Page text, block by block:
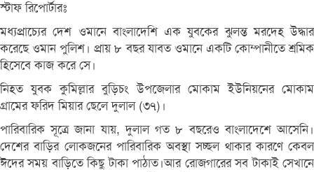
স্টাফ রিপোর্টারঃ
মধ্যপ্রাচ্যের দেশ ওমানে বাংলাদেশি এক যুবকের ঝুলন্ত মরদেহ উদ্ধার
করেছে ওমান পুলিশ। প্রায় ৮ বছর যাবত ওমানে একটি কোম্পানীতে শ্রমিক
হিসেবে কাজ করে সে।
নিহত যুবক কুমিল্লার বুড়িচং উপজেলার মোকাম ইউনিয়নের মোকাম
গ্রামের ফরিদ মিয়ার ছেলে দুলাল (৩৭)।
পারিবারিক সূত্রে জানা যায়, দুলাল গত ৮ বছরেও বাংলাদেশে আসেনি।
দেশের বাড়ির লোকজনের পারিবারিক অবস্থা সচ্ছল থাকার কারণে কেবল
ঈদের সময় বাড়িতে কিছু টাকা পাঠাত।আর রোজগারের সব টাকাই সেখানে